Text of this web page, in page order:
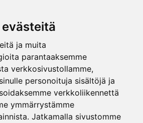
ja muita
parantaaksemme
verkkosivustollamme,
personoituja sisältöjä ja
verkkoliikennettä
ymmärrystämme
Jatkamalla sivustomme